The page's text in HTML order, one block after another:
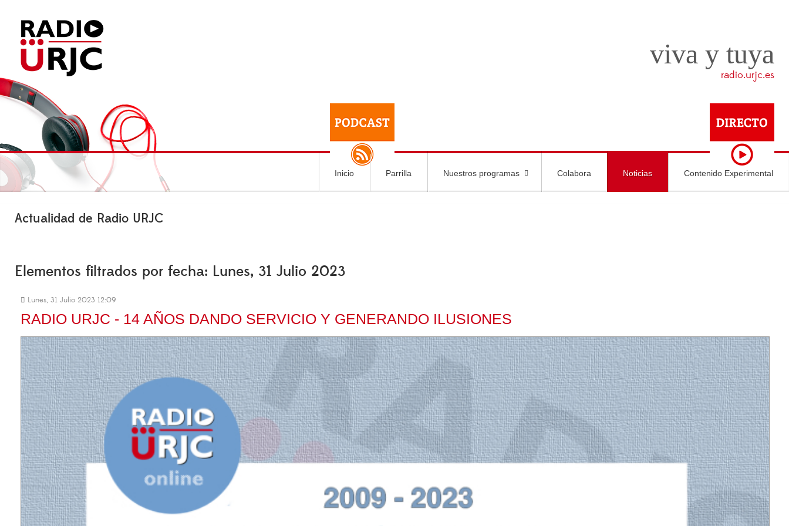
viva y tuya
radio.urjc.es
Inicio Parrilla Nuestros programas Colabora Noticias Contenido Experimental
Actualidad de Radio URJC
Elementos filtrados por fecha: Lunes, 31 Julio 2023
Lunes, 31 Julio 2023 12:09
RADIO URJC - 14 AÑOS DANDO SERVICIO Y GENERANDO ILUSIONES